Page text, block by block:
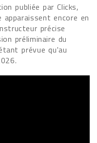
publiée par Clicks,
encore en
précise
préliminaire du
prévue qu'au